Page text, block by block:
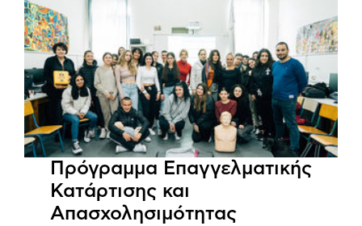
Πρόγραμμα Επαγγελματικής
Κατάρτισης και
Απασχολησιμότητας